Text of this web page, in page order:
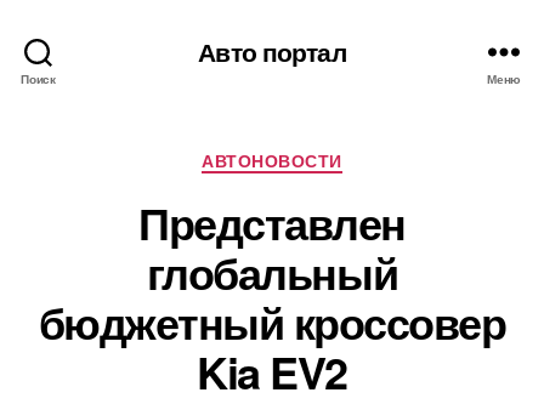
Поиск
Авто портал
Меню
Рубрики
АВТОНОВОСТИ
Представлен
глобальный
бюджетный кроссовер
Kia EV2